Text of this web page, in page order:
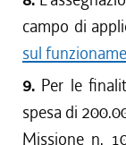
campo di
sul
9. Per le
spesa di
Missione n.